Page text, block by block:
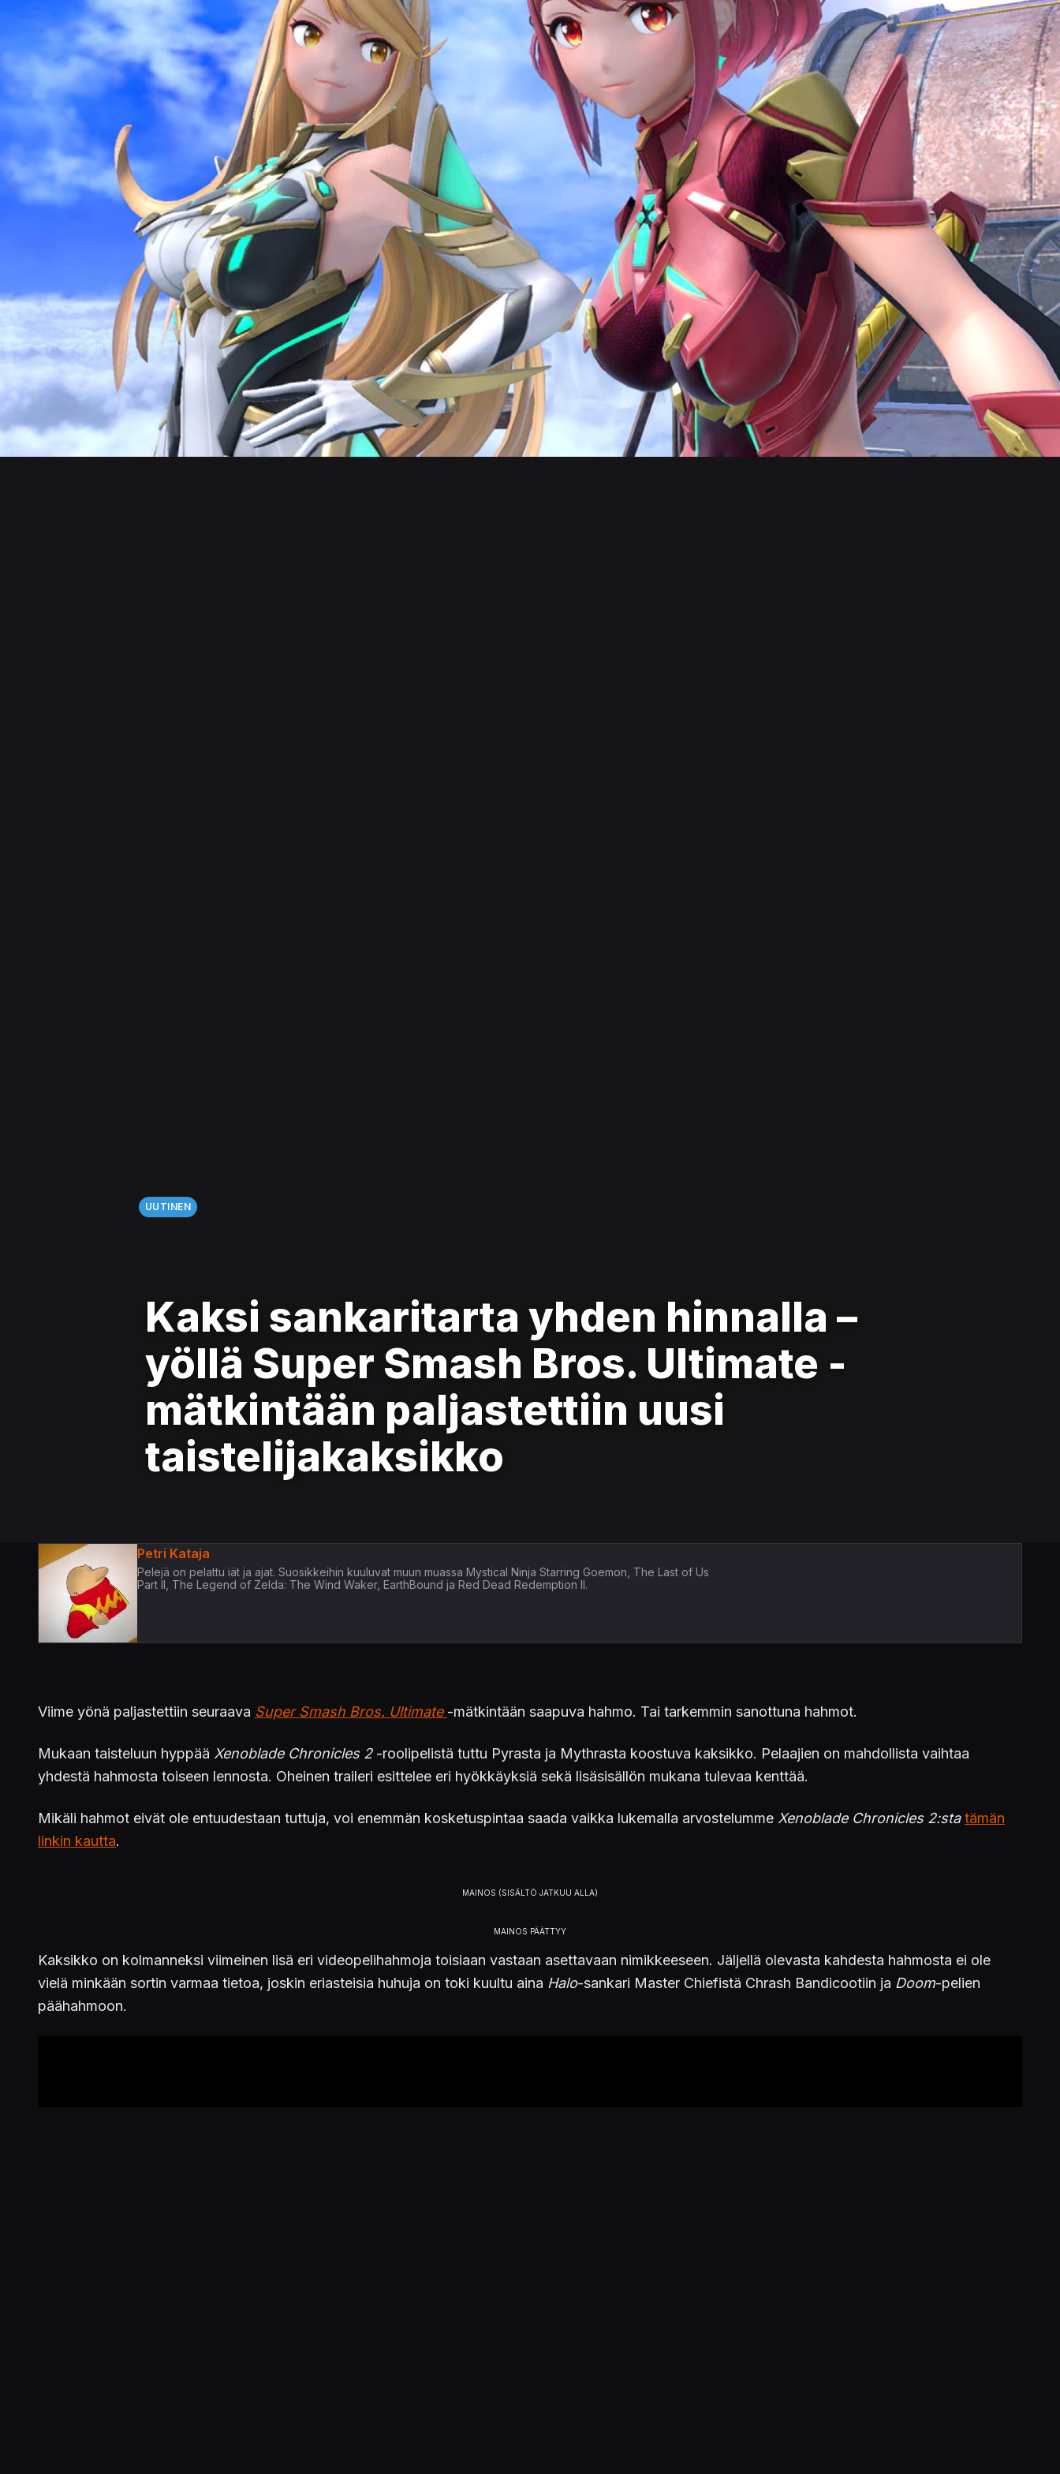
UUTINEN
Kaksi sankaritarta yhden hinnalla –
yöllä Super Smash Bros. Ultimate -
mätkintään paljastettiin uusi
taistelijakaksikko
Petri Kataja
Pelejä on pelattu iät ja ajat. Suosikkeihin kuuluvat muun muassa Mystical Ninja Starring Goemon, The Last of Us
Part II, The Legend of Zelda: The Wind Waker, EarthBound ja Red Dead Redemption II.
Viime yönä paljastettiin seuraava Super Smash Bros. Ultimate -mätkintään saapuva hahmo. Tai tarkemmin sanottuna hahmot.
Mukaan taisteluun hyppää Xenoblade Chronicles 2-roolipelistä tuttu Pyrasta ja Mythrasta koostuva kaksikko. Pelaajien on mahdollista vaihtaa
yhdestä hahmosta toiseen lennosta. Oheinen traileri esittelee eri hyökkäyksiä sekä lisäsisällön mukana tulevaa kenttää.
Mikäli hahmot eivät ole entuudestaan tuttuja, voi enemmän kosketuspintaa saada vaikka lukemalla arvostelumme Xenoblade Chronicles 2:sta tämän
linkin kautta.
Kaksikko on kolmanneksi viimeinen lisä eri videopelihahmoja toisiaan vastaan asettavaan nimikkeeseen. Jäljellä olevasta kahdesta hahmosta ei ole
vielä minkään sortin varmaa tietoa, joskin eriasteisia huhuja on toki kuultu aina Halo-sankari Master Chiefistä Chrash Bandicootiin ja Doom-pelien
päähahmoon.